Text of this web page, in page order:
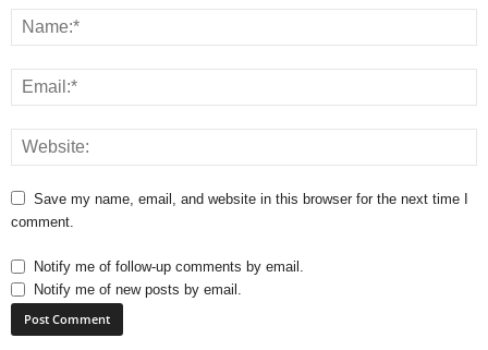
Save my name, email, and website in this browser for the next time I
comment.
Notify me of follow-up comments by email.
Notify me of new posts by email.